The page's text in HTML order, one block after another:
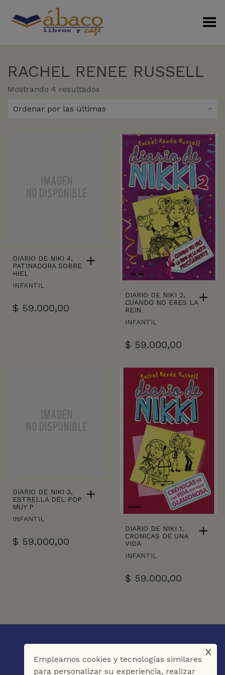
Menú Alterno
RACHEL RENEE RUSSELL
Mostrando 4 resultados
Ordenar por las últimas
DIARIO DE NIKI 4,
PATINADORA SOBRE
HIEL
INFANTIL
$ 59.000,00
DIARIO DE NIKI 2,
CUANDO NO ERES LA
REIN
INFANTIL
$ 59.000,00
DIARIO DE NIKI 3,
ESTRELLA DEL POP
MUY P
INFANTIL
$ 59.000,00
DIARIO DE NIKI 1,
CRONICAS DE UNA
VIDA
INFANTIL
$ 59.000,00
Empleamos cookies y tecnologías similares
para personalizar su experiencia, realizar
x